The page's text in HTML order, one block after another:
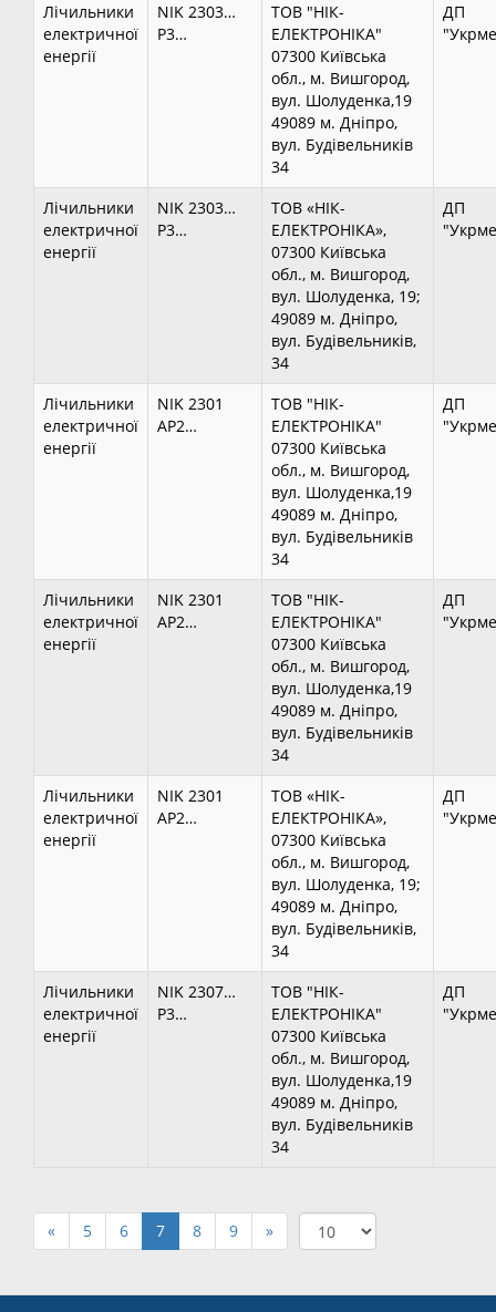
Лічильники
електричної
енергії
NIK 2303…
P3…
ТОВ "НІК-
ЕЛЕКТРОНІКА"
07300 Київська
обл., м. Вишгород,
вул. Шолуденка,19
49089 м. Дніпро,
вул. Будівельників
34
ДП
Лічильники
електричної
енергії
NIK 2303…
P3…
ТОВ «НІК-
ЕЛЕКТРОНІКА»,
07300 Київська
обл., м. Вишгород,
вул. Шолуденка, 19;
49089 м. Дніпро,
вул. Будівельників,
34
ДП
Лічильники
електричної
енергії
NIK 2301
AP2…
ТОВ "НІК-
ЕЛЕКТРОНІКА"
07300 Київська
обл., м. Вишгород,
вул. Шолуденка,19
49089 м. Дніпро,
вул. Будівельників
34
ДП
Лічильники
електричної
енергії
NIK 2301
AP2…
ТОВ "НІК-
ЕЛЕКТРОНІКА"
07300 Київська
обл., м. Вишгород,
вул. Шолуденка,19
49089 м. Дніпро,
вул. Будівельників
34
ДП
Лічильники
електричної
енергії
NIK 2301
AP2…
ТОВ «НІК-
ЕЛЕКТРОНІКА»,
07300 Київська
обл., м. Вишгород,
вул. Шолуденка, 19;
49089 м. Дніпро,
вул. Будівельників,
34
ДП
Лічильники
електричної
енергії
NIK 2307…
P3…
ТОВ "НІК-
ЕЛЕКТРОНІКА"
07300 Київська
обл., м. Вишгород,
вул. Шолуденка,19
49089 м. Дніпро,
вул. Будівельників
34
ДП
« 5 6 7 8 9 »